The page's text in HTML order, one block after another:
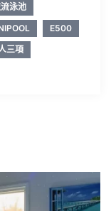
泳池
E500
三項